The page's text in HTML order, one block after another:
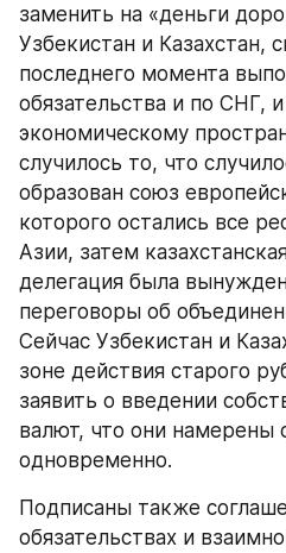
заменить на «деньги
Узбекистан и Казахстан,
последнего момента
обязательства и по СНГ,
экономическому
случилось то, что
образован союз
которого остались все
Азии, затем
делегация была
переговоры об
Сейчас Узбекистан и
зоне действия старого
заявить о введении
валют, что они намерены
одновременно.
Подписаны также
обязательствах и